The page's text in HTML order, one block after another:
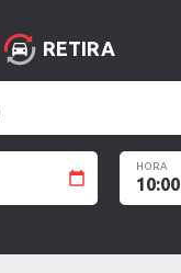
RETIRA
HORA
10:00